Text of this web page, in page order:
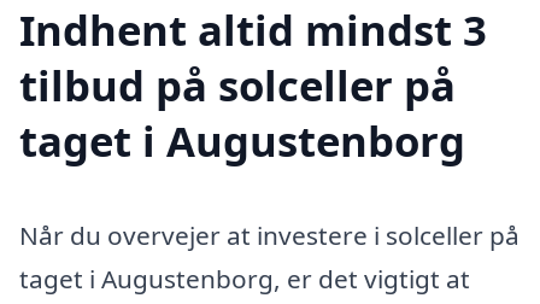
Indhent altid mindst 3
tilbud på solceller på
taget i Augustenborg
Når du overvejer at investere i solceller på
taget i Augustenborg, er det vigtigt at